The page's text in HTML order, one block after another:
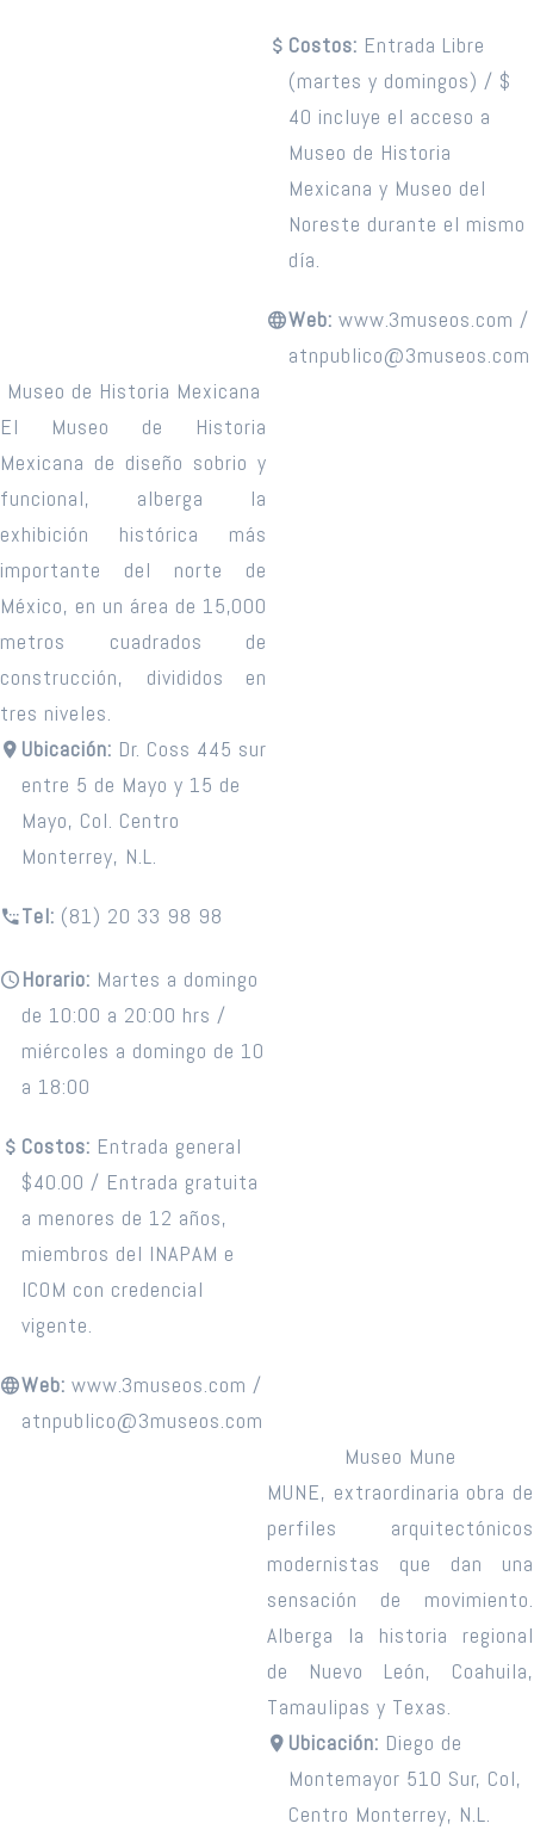
Costos: Entrada Libre
(martes y domingos) / $
40 incluye el acceso a
Museo de Historia
Mexicana y Museo del
Noreste durante el mismo
día.
Web: www.3museos.com /
atnpublico@3museos.com
Museo de Historia Mexicana
El Museo de Historia
Mexicana de diseño sobrio y
funcional, alberga la
exhibición histórica más
importante del norte de
México, en un área de 15,000
metros cuadrados de
construcción, divididos en
tres niveles.
Ubicación: Dr. Coss 445 sur
entre 5 de Mayo y 15 de
Mayo, Col. Centro
Monterrey, N.L.
Tel: (81) 20 33 98 98
Horario: Martes a domingo
de 10:00 a 20:00 hrs /
miércoles a domingo de 10
a 18:00
Costos: Entrada general
$40.00 / Entrada gratuita
a menores de 12 años,
miembros del INAPAM e
ICOM con credencial
vigente.
Web: www.3museos.com /
atnpublico@3museos.com
Museo Mune
MUNE, extraordinaria obra de
perfiles arquitectónicos
modernistas que dan una
sensación de movimiento.
Alberga la historia regional
de Nuevo León, Coahuila,
Tamaulipas y Texas.
Ubicación: Diego de
Montemayor 510 Sur, Col,
Centro Monterrey, N.L.